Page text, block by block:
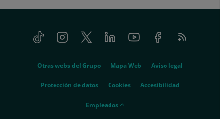
Tiktok InstagramTwitter LinkedinYoutube FacebookFeed
RSS
Otras webs del Grupo Mapa Web Aviso legal
Protección de datos Cookies Accesibilidad
empleados
Empleados